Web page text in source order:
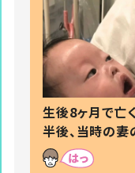
生後8ヶ月で
半後、当時の
た本音とは